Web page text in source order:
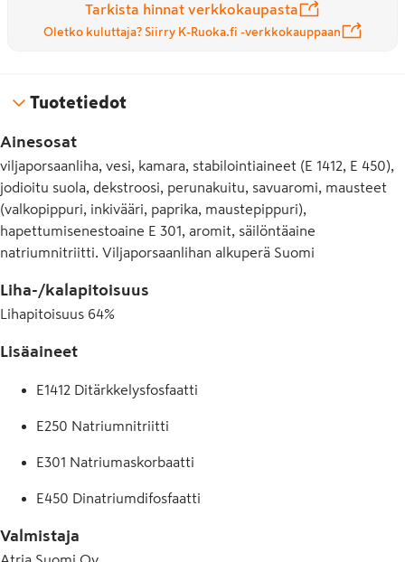
Tarkista hinnat verkkokaupasta
Oletko kuluttaja? Siirry K-Ruoka.fi -verkkokauppaan
Tuotetiedot
Ainesosat
viljaporsaanliha, vesi, kamara, stabilointiaineet (E 1412, E 450),
jodioitu suola, dekstroosi, perunakuitu, savuaromi, mausteet
(valkopippuri, inkivääri, paprika, maustepippuri),
hapettumisenestoaine E 301, aromit, säilöntäaine
natriumnitriitti. Viljaporsaanlihan alkuperä Suomi
Liha-/kalapitoisuus
Lihapitoisuus 64%
Lisäaineet
E1412 Ditärkkelysfosfaatti
E250 Natriumnitriitti
E301 Natriumaskorbaatti
E450 Dinatriumdifosfaatti
Valmistaja